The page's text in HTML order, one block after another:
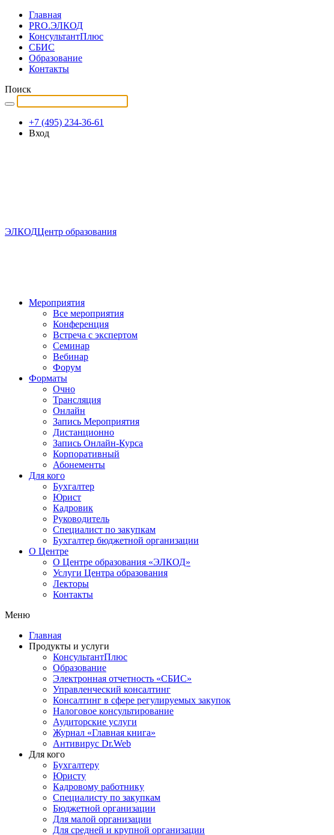
Главная
PRO.ЭЛКОД
КонсультантПлюс
СБИС
Образование
Контакты
Поиск
+7 (495) 234-36-61
Вход
ЭЛКОДЦентр образования
Мероприятия
Все мероприятия
Конференция
Встреча с экспертом
Семинар
Вебинар
Форум
Форматы
Очно
Трансляция
Онлайн
Запись Мероприятия
Дистанционно
Запись Онлайн-Курса
Корпоративный
Абонементы
Для кого
Бухгалтер
Юрист
Кадровик
Руководитель
Специалист по закупкам
Бухгалтер бюджетной организации
О Центре
О Центре образования «ЭЛКОД»
Услуги Центра образования
Лекторы
Контакты
Меню
Главная
Продукты и услуги
КонсультантПлюс
Образование
Электронная отчетность «СБИС»
Управленческий консалтинг
Консалтинг в сфере регулируемых закупок
Налоговое консультирование
Аудиторские услуги
Журнал «Главная книга»
Антивирус Dr.Web
Для кого
Бухгалтеру
Юристу
Кадровому работнику
Специалисту по закупкам
Бюджетной организации
Для малой организации
Для средней и крупной организации